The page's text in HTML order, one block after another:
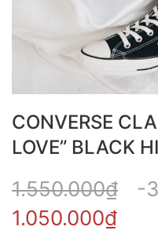
CONVERSE
LOVE” BLACK
1.550.000₫
-
1.050.000₫